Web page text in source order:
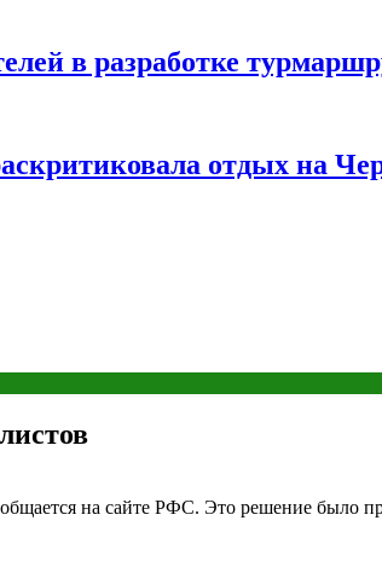
в разработке
отдых на
на сайте РФС. Это решение было